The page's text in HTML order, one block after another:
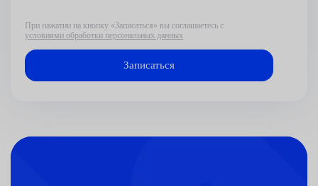
При нажатии на кнопку «Записаться» вы соглашаетесь с
условиями обработки персональных данных